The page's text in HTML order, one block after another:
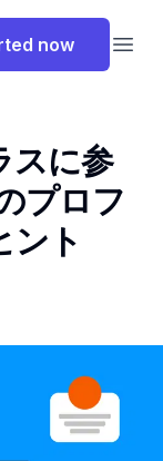
now
スに参
プロフ
ント